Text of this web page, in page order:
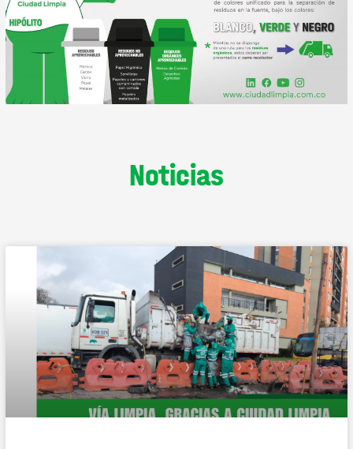
Noticias